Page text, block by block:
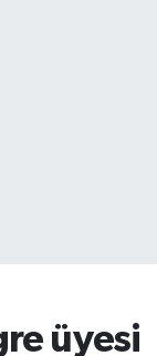
üyesi